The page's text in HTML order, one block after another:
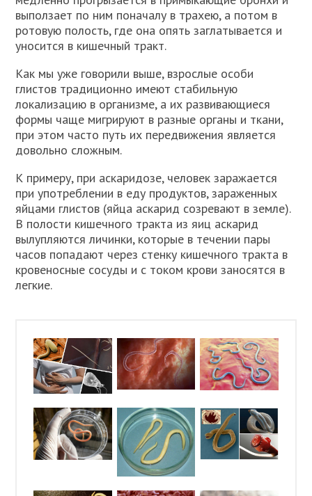
выползает по ним поначалу в трахею, а потом в
ротовую полость, где она опять заглатывается и
уносится в кишечный тракт.
Как мы уже говорили выше, взрослые особи
глистов традиционно имеют стабильную
локализацию в организме, а их развивающиеся
формы чаще мигрируют в разные органы и ткани,
при этом часто путь их передвижения является
довольно сложным.
К примеру, при аскаридозе, человек заражается
при употреблении в еду продуктов, зараженных
яйцами глистов (яйца аскарид созревают в земле).
В полости кишечного тракта из яиц аскарид
вылупляются личинки, которые в течении пары
часов попадают через стенку кишечного тракта в
кровеносные сосуды и с током крови заносятся в
легкие.